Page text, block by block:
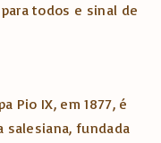
todos e sinal de
Pio IX, em 1877, é
fundada